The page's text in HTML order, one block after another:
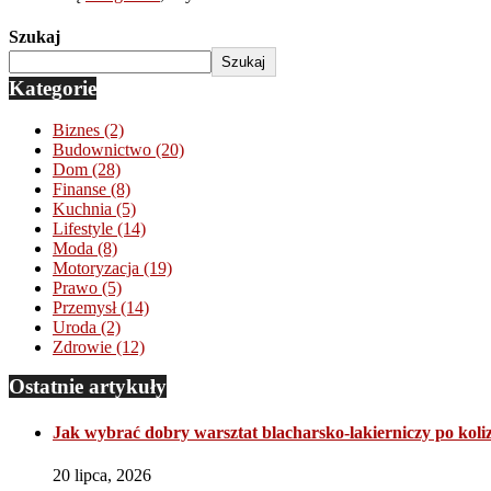
Szukaj
Szukaj
Kategorie
Biznes (2)
Budownictwo (20)
Dom (28)
Finanse (8)
Kuchnia (5)
Lifestyle (14)
Moda (8)
Motoryzacja (19)
Prawo (5)
Przemysł(14)
Uroda (2)
Zdrowie (12)
Ostatnie artykuły
Jak wybrać dobry warsztat blacharsko-lakierniczy po
20 lipca, 2026